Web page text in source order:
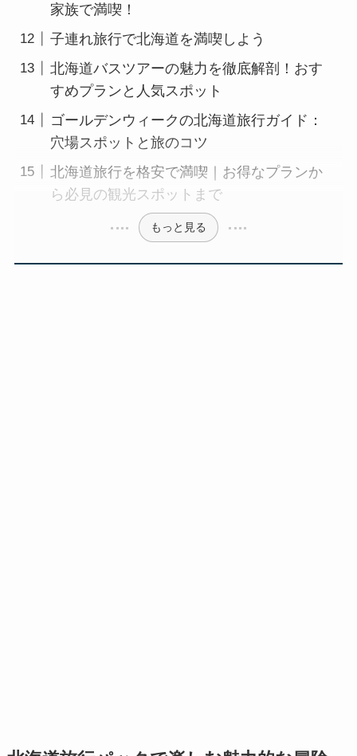
家族で満喫！
子連れ旅行で北海道を満喫しよう
北海道バスツアーの魅力を徹底解剖！おす
すめプランと人気スポット
ゴールデンウィークの北海道旅行ガイド：
穴場スポットと旅のコツ
北海道旅行を格安で満喫｜お得なプランか
ら必見の観光スポットまで
もっと見る